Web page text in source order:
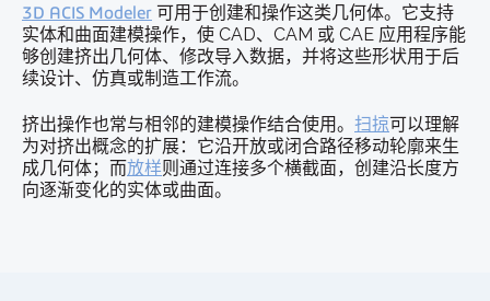
3D ACIS Modeler 可用于创建和操作这类几何体。它支持
实体和曲面建模操作，使 CAD、CAM 或 CAE 应用程序能
够创建挤出几何体、修改导入数据，并将这些形状用于后
续设计、仿真或制造工作流。
挤出操作也常与相邻的建模操作结合使用。 扫掠可以理解
为对挤出概念的扩展：它沿开放或闭合路径移动轮廓来生
成几何体；而放样则通过连接多个横截面，创建沿长度方
向逐渐变化的实体或曲面。